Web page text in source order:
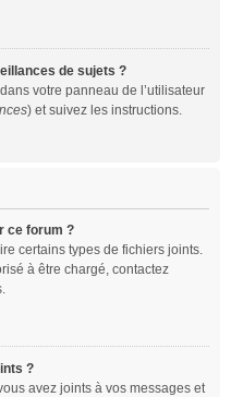
de sujets ?
votre panneau de l’utilisateur
) et suivez les instructions.
ce forum ?
certains types de fichiers joints.
à être chargé, contactez
?
avez joints à vos messages et